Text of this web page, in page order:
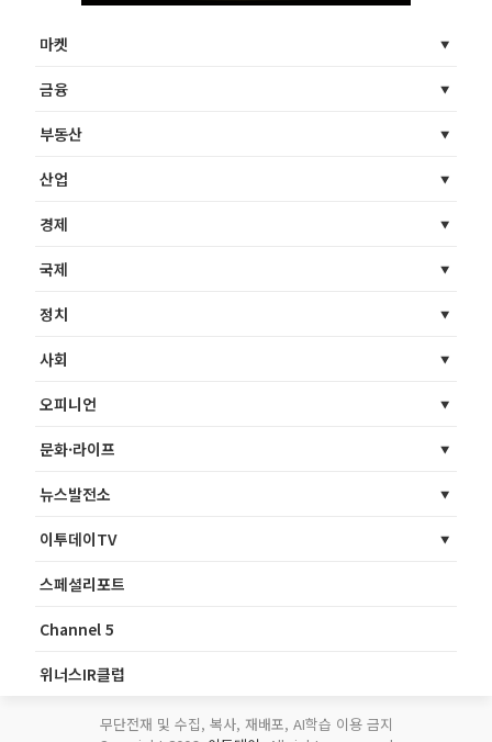
마켓
금융
부동산
산업
경제
국제
정치
사회
오피니언
문화·라이프
뉴스발전소
이투데이TV
스페셜리포트
Channel 5
위너스IR클럽
무단전재 및 수집, 복사, 재배포, AI학습 이용 금지